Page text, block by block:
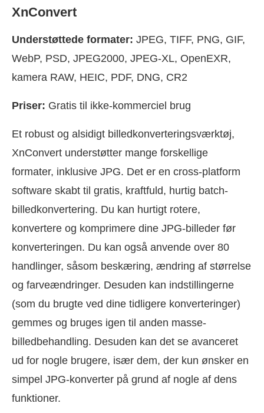
XnConvert
Understøttede formater: JPEG, TIFF, PNG, GIF,
WebP, PSD, JPEG2000, JPEG-XL, OpenEXR,
kamera RAW, HEIC, PDF, DNG, CR2
Priser: Gratis til ikke-kommerciel brug
Et robust og alsidigt billedkonverteringsværktøj,
XnConvert understøtter mange forskellige
formater, inklusive JPG. Det er en cross-platform
software skabt til gratis, kraftfuld, hurtig batch-
billedkonvertering. Du kan hurtigt rotere,
konvertere og komprimere dine JPG-billeder før
konverteringen. Du kan også anvende over 80
handlinger, såsom beskæring, ændring af størrelse
og farveændringer. Desuden kan indstillingerne
(som du brugte ved dine tidligere konverteringer)
gemmes og bruges igen til anden masse-
billedbehandling. Desuden kan det se avanceret
ud for nogle brugere, især dem, der kun ønsker en
simpel JPG-konverter på grund af nogle af dens
funktioner.